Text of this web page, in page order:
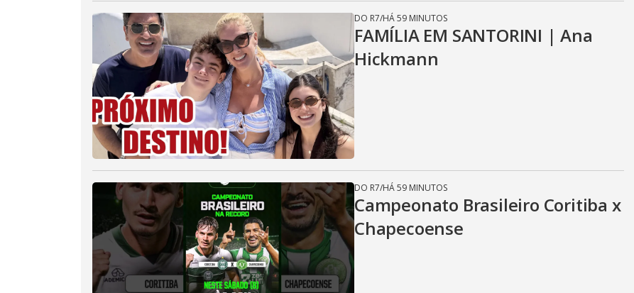
DO R7/HÁ 59 MINUTOS
FAMÍLIA EM SANTORINI | Ana
Hickmann
DO R7/HÁ 59 MINUTOS
Campeonato Brasileiro Coritiba x
Chapecoense